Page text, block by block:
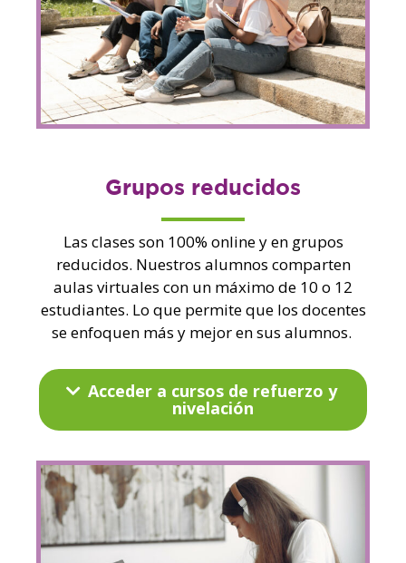
No hay productos
en el carrito.
Go To Shop
Grupos reducidos
Las clases son 100% online y en grupos
reducidos. Nuestros alumnos comparten
aulas virtuales con un máximo de 10 o 12
estudiantes. Lo que permite que los docentes
se enfoquen más y mejor en sus alumnos.
Acceder a cursos de refuerzo y
nivelación